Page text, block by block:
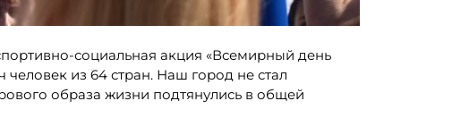
социальная акция «Всемирный день
человек из 64 стран. Наш город не стал
образа жизни подтянулись в общей